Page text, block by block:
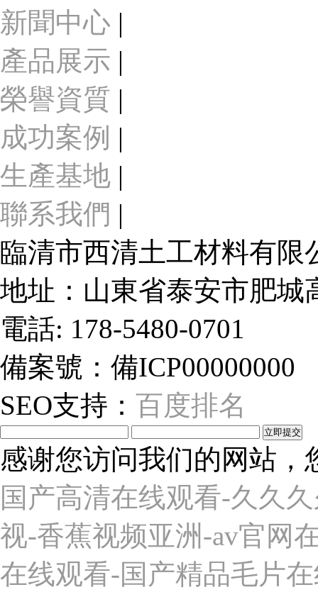
新聞中心 |
產品展示 |
榮譽資質 |
成功案例 |
生產基地 |
聯系我們 |
臨清市西清土工材料有限
地址：山東省泰安市肥城
電話: 178-5480-0701
備案號：備ICP00000000
SEO支持： 百度排名
感谢您访问我们的网站，
国产高清在线观看-久久
视-香蕉视频亚洲-av官网
在线观看-国产精品毛片